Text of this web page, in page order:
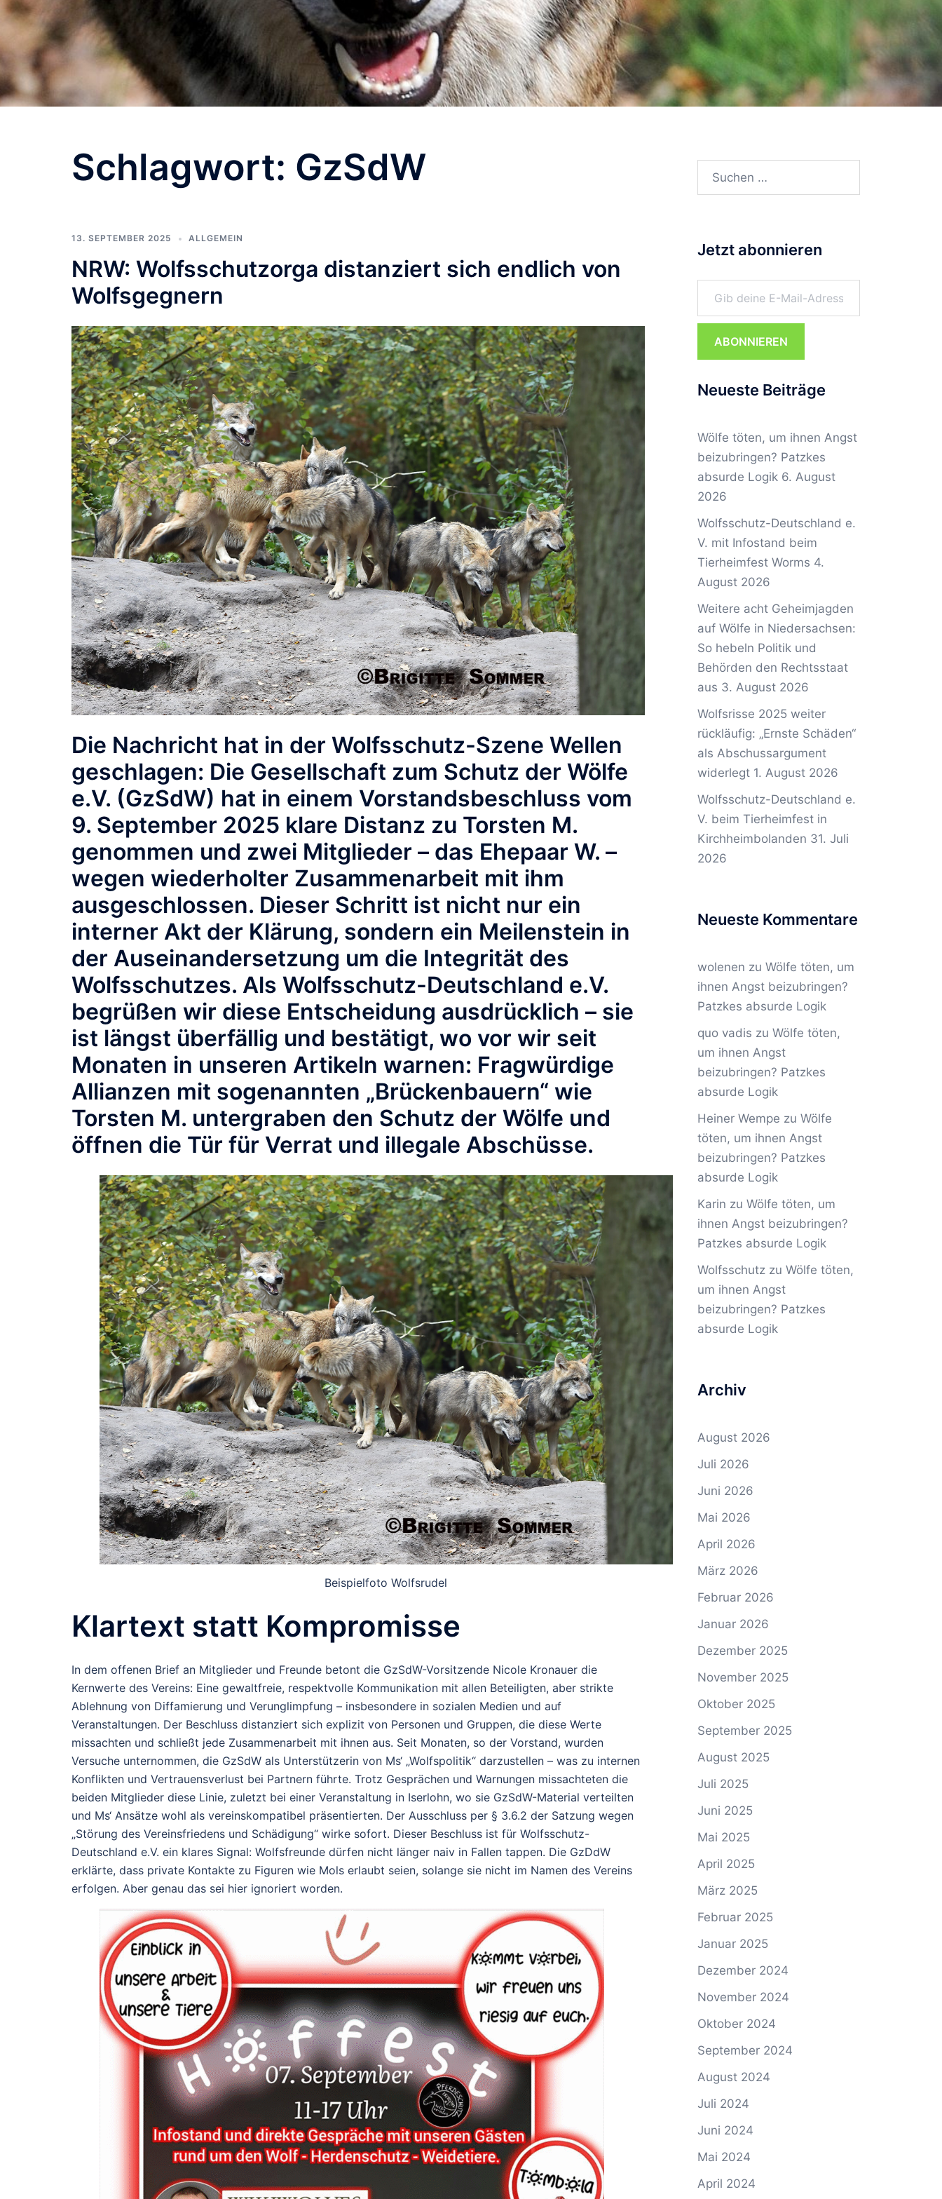
Schlagwort: GzSdW
13. SEPTEMBER 2025 ALLGEMEIN
NRW: Wolfsschutzorga distanziert sich endlich von
Wolfsgegnern
Die Nachricht hat in der Wolfsschutz-Szene Wellen
geschlagen: Die Gesellschaft zum Schutz der Wölfe
e.V. (GzSdW) hat in einem Vorstandsbeschluss vom
9. September 2025 klare Distanz zu Torsten M.
genommen und zwei Mitglieder – das Ehepaar W. –
wegen wiederholter Zusammenarbeit mit ihm
ausgeschlossen. Dieser Schritt ist nicht nur ein
interner Akt der Klärung, sondern ein Meilenstein in
der Auseinandersetzung um die Integrität des
Wolfsschutzes. Als Wolfsschutz-Deutschland e.V.
begrüßen wir diese Entscheidung ausdrücklich – sie
ist längst überfällig und bestätigt, wo vor wir seit
Monaten in unseren Artikeln warnen: Fragwürdige
Allianzen mit sogenannten „Brückenbauern“ wie
Torsten M. untergraben den Schutz der Wölfe und
öffnen die Tür für Verrat und illegale Abschüsse.
Beispielfoto Wolfsrudel
Klartext statt Kompromisse
In dem offenen Brief an Mitglieder und Freunde betont die GzSdW-Vorsitzende Nicole Kronauer die
Kernwerte des Vereins: Eine gewaltfreie, respektvolle Kommunikation mit allen Beteiligten, aber strikte
Ablehnung von Diffamierung und Verunglimpfung – insbesondere in sozialen Medien und auf
Veranstaltungen. Der Beschluss distanziert sich explizit von Personen und Gruppen, die diese Werte
missachten und schließt jede Zusammenarbeit mit ihnen aus. Seit Monaten, so der Vorstand, wurden
Versuche unternommen, die GzSdW als Unterstützerin von Ms‘ „Wolfspolitik“ darzustellen – was zu internen
Konflikten und Vertrauensverlust bei Partnern führte. Trotz Gesprächen und Warnungen missachteten die
beiden Mitglieder diese Linie, zuletzt bei einer Veranstaltung in Iserlohn, wo sie GzSdW-Material verteilten
und Ms‘ Ansätze wohl als vereinskompatibel präsentierten. Der Ausschluss per § 3.6.2 der Satzung wegen
„Störung des Vereinsfriedens und Schädigung“ wirke sofort. Dieser Beschluss ist für Wolfsschutz-
Deutschland e.V. ein klares Signal: Wolfsfreunde dürfen nicht länger naiv in Fallen tappen. Die GzDdW
erklärte, dass private Kontakte zu Figuren wie Mols erlaubt seien, solange sie nicht im Namen des Vereins
erfolgen. Aber genau das sei hier ignoriert worden.
Suchen
Jetzt abonnieren
Gib deine E-Mail-Adresse ein ...
ABONNIEREN
Neueste Beiträge
Wölfe töten, um ihnen Angst
beizubringen? Patzkes
absurde Logik 6. August
2026
Wolfsschutz-Deutschland e.
V. mit Infostand beim
Tierheimfest Worms 4.
August 2026
Weitere acht Geheimjagden
auf Wölfe in Niedersachsen:
So hebeln Politik und
Behörden den Rechtsstaat
aus 3. August 2026
Wolfsrisse 2025 weiter
rückläufig: „Ernste Schäden“
als Abschussargument
widerlegt 1. August 2026
Wolfsschutz-Deutschland e.
V. beim Tierheimfest in
Kirchheimbolanden 31. Juli
2026
Neueste Kommentare
wolenen zu Wölfe töten, um
ihnen Angst beizubringen?
Patzkes absurde Logik
quo vadis zu Wölfe töten,
um ihnen Angst
beizubringen? Patzkes
absurde Logik
Heiner Wempe zu Wölfe
töten, um ihnen Angst
beizubringen? Patzkes
absurde Logik
Karin zu Wölfe töten, um
ihnen Angst beizubringen?
Patzkes absurde Logik
Wolfsschutzzu Wölfe töten,
um ihnen Angst
beizubringen? Patzkes
absurde Logik
Archiv
August 2026
Juli 2026
Juni 2026
Mai 2026
April 2026
März 2026
Februar 2026
Januar 2026
Dezember 2025
November 2025
Oktober 2025
September 2025
August 2025
Juli 2025
Juni 2025
Mai 2025
April 2025
März 2025
Februar 2025
Januar 2025
Dezember 2024
November 2024
Oktober 2024
September 2024
August 2024
Juli 2024
Juni 2024
Mai 2024
April 2024